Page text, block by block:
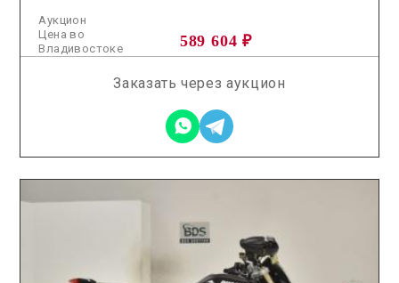
Аукцион
589 604 ₽
Цена во
Владивостоке
Заказать через аукцион